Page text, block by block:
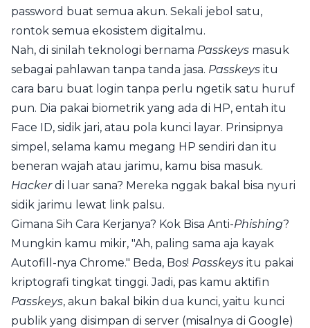
password buat semua akun. Sekali jebol satu,
rontok semua ekosistem digitalmu.
Nah, di sinilah teknologi bernama Passkeys masuk
sebagai pahlawan tanpa tanda jasa. Passkeys itu
cara baru buat login tanpa perlu ngetik satu huruf
pun. Dia pakai biometrik yang ada di HP, entah itu
Face ID, sidik jari, atau pola kunci layar. Prinsipnya
simpel, selama kamu megang HP sendiri dan itu
beneran wajah atau jarimu, kamu bisa masuk.
Hackerdi luar sana? Mereka nggak bakal bisa nyuri
sidik jarimu lewat link palsu.
Gimana Sih Cara Kerjanya? Kok Bisa Anti-Phishing?
Mungkin kamu mikir, "Ah, paling sama aja kayak
Autofill-nya Chrome." Beda, Bos! Passkeys itu pakai
kriptografi tingkat tinggi. Jadi, pas kamu aktifin
Passkeys, akun bakal bikin dua kunci, yaitu kunci
publik yang disimpan di server (misalnya di Google)